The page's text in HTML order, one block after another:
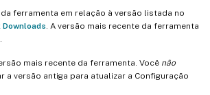
ferramenta em relação à versão listada no
Downloads. A versão mais recente da ferramenta
mais recente da ferramenta. Você não
a versão antiga para atualizar a Configuração